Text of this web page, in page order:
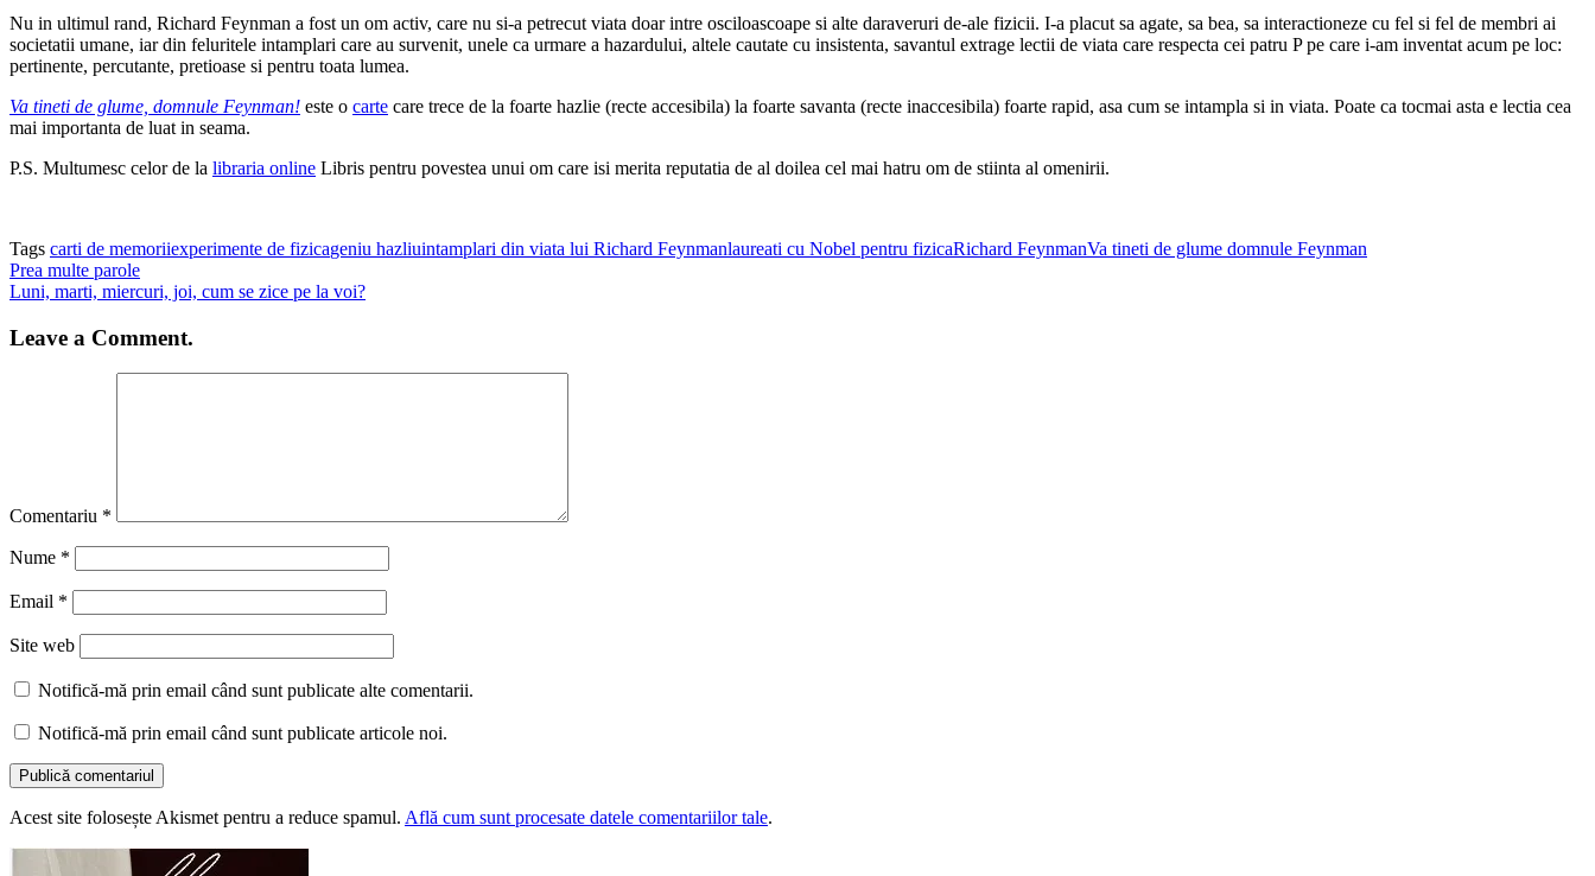
Nu in ultimul rand, Richard Feynman a fost un om activ, care nu si-a petrecut viata doar intre osciloascoape si alte daraveruri de-ale fizicii. I-a placut sa agate, sa bea, sa interactioneze cu fel si fel de membri ai
societatii umane, iar din feluritele intamplari care au survenit, unele ca urmare a hazardului, altele cautate cu insistenta, savantul extrage lectii de viata care respecta cei patru P pe care i-am inventat acum pe loc:
pertinente, percutante, pretioase si pentru toata lumea.
Va tineti de glume, domnule Feynman! este o carte care trece de la foarte hazlie (recte accesibila) la foarte savanta (recte inaccesibila) foarte rapid, asa cum se intampla si in viata. Poate ca tocmai asta e lectia cea
mai importanta de luat in seama.
P.S. Multumesc celor de la libraria online Libris pentru povestea unui om care isi merita reputatia de al doilea cel mai hatru om de stiinta al omenirii.
Tags carti de memoriiexperimente de fizicageniu hazliuintamplari din viata lui Richard Feynmanlaureati cu Nobel pentru fizicaRichard FeynmanVa tineti de glume domnule Feynman
Prea multe parole
Luni, marti, miercuri, joi, cum se zice pe la voi?
Leave a Comment.
Comentariu *
Nume *
Email *
Site web
Notifică-mă prin email când sunt publicate alte comentarii.
Notifică-mă prin email când sunt publicate articole noi.
Acest site folosește Akismet pentru a reduce spamul. Află cum sunt procesate datele comentariilor tale.